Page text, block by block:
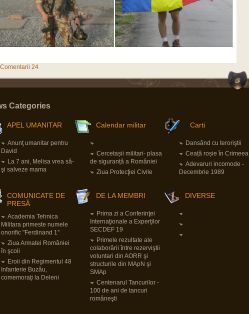
Comentarii 24
Categories
APEL UMANITAR
Anunţ umanitar pentru
David
La 7 ani, Melisa vrea să-
şi salveze mama
Calendar militar
Cercetașii militari- plasa
de siguranță a României
Ziua Protecţiei Civile
Carti
Dansând cu teroriştii
Ceață roșie în Crimeea
Adevaruri incomode -
Decembrie 1989
COMUNICATE DE
PRESĂ
Academia Tehnica
Militara primeste numele
onorific "Ferdinand 1"
Ziua Armatei României
în şcoli
Eroii din Regimentul 48
Infanterie Buzău,
comemoraţi la Deleni
DE LA MEMBRI
Prima zi a Conferinţei
Internaţionale a Experţilor
SECDEF 19
Primele rezultate ale
colaborării între rezerviştii
voluntari din AORR şi
structurile din MApN şi
SMAp
Centenarul Tancurilor -
100 de ani de tancuri
româneşti
DIVERSE